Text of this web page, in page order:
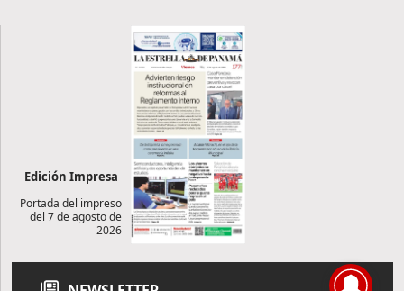
Edición Impresa
Portada del impreso
del 7 de agosto de
2026